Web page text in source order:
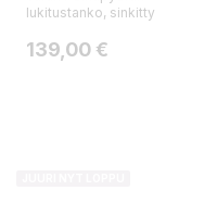
lukitustanko, sinkitty
Hinta
139,00 €